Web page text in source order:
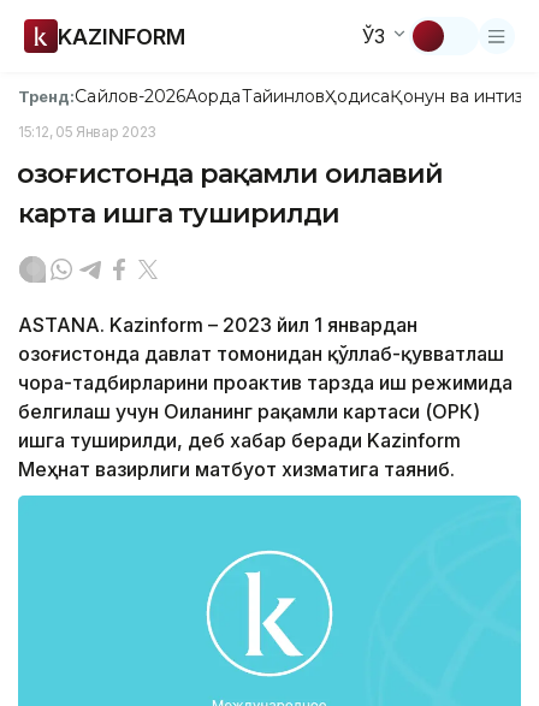
KAZINFORM ЎЗ
Тренд:Сайлов-2026АқордаТайинловҲодисаҚонун ва
15:12, 05 Январ 2023
Қозоғистонда рақамли оилавий
карта ишга туширилди
ASTANA. Kazinform – 2023 йил 1 январдан
Қозоғистонда давлат томонидан қўллаб-қувватлаш
чора-тадбирларини проактив тарзда иш режимида
белгилаш учун Оиланинг рақамли картаси (ОРК)
ишга туширилди, деб хабар беради Kazinform
Меҳнат вазирлиги матбуот хизматига таяниб.